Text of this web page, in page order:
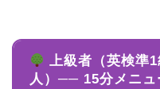
上級者（英検準
人）── 15分メニュ